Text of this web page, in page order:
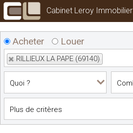
Cabinet Leroy Immobilier
Acheter Louer
RILLIEUX LA PAPE (69140)